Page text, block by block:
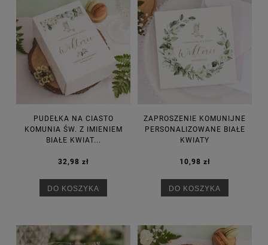
PUDEŁKA NA CIASTO
KOMUNIA ŚW. Z IMIENIEM
BIAŁE KWIAT...
32,98 zł
DO KOSZYKA
ZAPROSZENIE KOMUNIJNE
PERSONALIZOWANE BIAŁE
KWIATY
10,98 zł
DO KOSZYKA